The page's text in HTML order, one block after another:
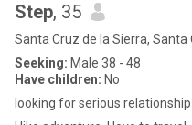
Step, 35
Santa Cruz de la Sierra, Santa
Seeking: Male 38 - 48
Have children: No
looking for serious relationship